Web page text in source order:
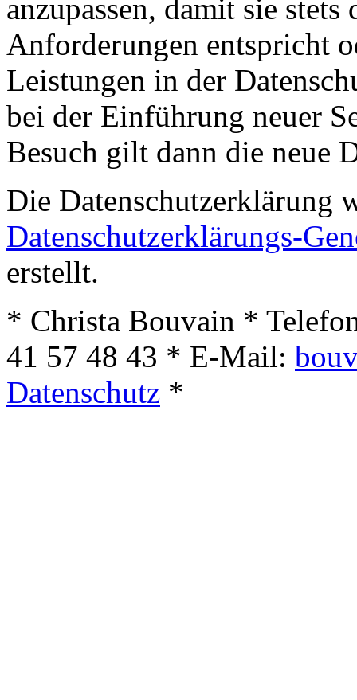
anzupassen, damit sie
Anforderungen entspricht
Leistungen in der
bei der Einführung neuer
Besuch gilt dann die neue
Die Datenschutzerklärung
Datenschutzerklärungs-
erstellt.
* Christa Bouvain *
41 57 48 43 * E-Mail:
Datenschutz *